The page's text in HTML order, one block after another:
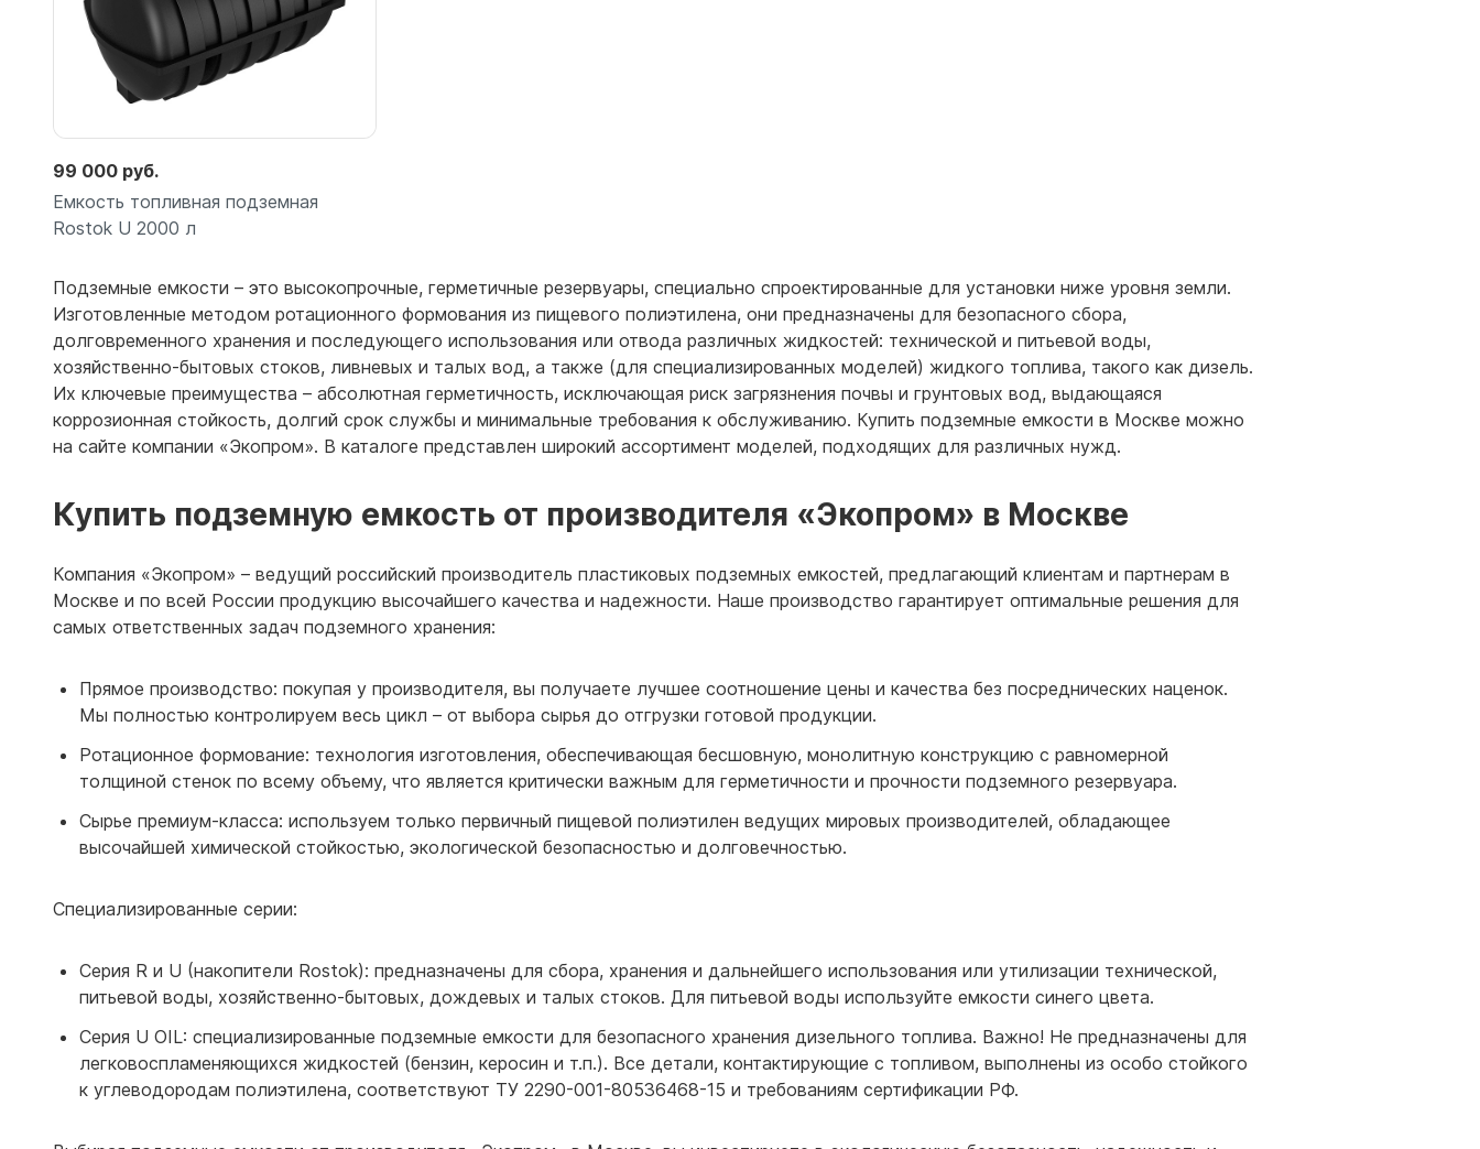
Подробнее
99 000 руб.
Емкость топливная подземная
Rostok U 2000 л
Подземные емкости – это высокопрочные, герметичные резервуары, специально спроектированные для установки ниже уровня земли.
Изготовленные методом ротационного формования из пищевого полиэтилена, они предназначены для безопасного сбора,
долговременного хранения и последующего использования или отвода различных жидкостей: технической и питьевой воды,
хозяйственно-бытовых стоков, ливневых и талых вод, а также (для специализированных моделей) жидкого топлива, такого как дизель.
Их ключевые преимущества – абсолютная герметичность, исключающая риск загрязнения почвы и грунтовых вод, выдающаяся
коррозионная стойкость, долгий срок службы и минимальные требования к обслуживанию. Купить подземные емкости в Москве можно
на сайте компании «Экопром». В каталоге представлен широкий ассортимент моделей, подходящих для различных нужд.
Купить подземную емкость от производителя «Экопром» в Москве
Компания «Экопром» – ведущий российский производитель пластиковых подземных емкостей, предлагающий клиентам и партнерам в
Москве и по всей России продукцию высочайшего качества и надежности. Наше производство гарантирует оптимальные решения для
самых ответственных задач подземного хранения:
Прямое производство: покупая у производителя, вы получаете лучшее соотношение цены и качества без посреднических наценок.
Мы полностью контролируем весь цикл – от выбора сырья до отгрузки готовой продукции.
Ротационное формование: технология изготовления, обеспечивающая бесшовную, монолитную конструкцию с равномерной
толщиной стенок по всему объему, что является критически важным для герметичности и прочности подземного резервуара.
Сырье премиум-класса: используем только первичный пищевой полиэтилен ведущих мировых производителей, обладающее
высочайшей химической стойкостью, экологической безопасностью и долговечностью.
Специализированные серии:
Серия R и U (накопители Rostok): предназначены для сбора, хранения и дальнейшего использования или утилизации технической,
питьевой воды, хозяйственно-бытовых, дождевых и талых стоков. Для питьевой воды используйте емкости синего цвета.
Серия U OIL: специализированные подземные емкости для безопасного хранения дизельного топлива. Важно! Не предназначены для
легковоспламеняющихся жидкостей (бензин, керосин и т.п.). Все детали, контактирующие с топливом, выполнены из особо стойкого
к углеводородам полиэтилена, соответствуют ТУ 2290-001-80536468-15 и требованиям сертификации РФ.